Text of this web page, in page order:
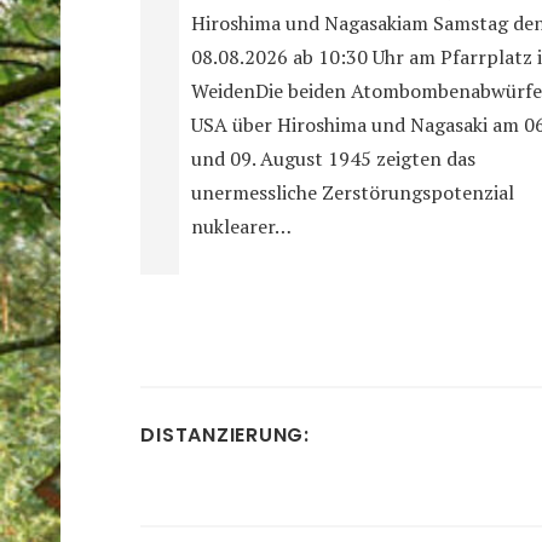
Hiroshima und Nagasakiam Samstag
08.08.2026 ab 10:30 Uhr am Pfarrplatz
WeidenDie beiden
USA über Hiroshima und Nagasaki am
und 09. August 1945 zeigten das
unermessliche Zerstörungspotenzial
nuklearer…
DISTANZIERUNG: